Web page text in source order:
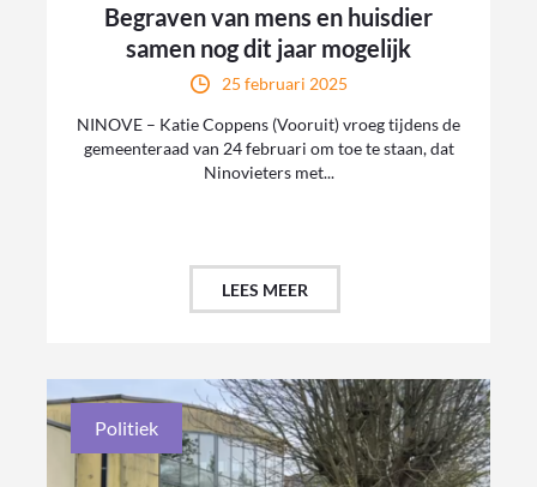
Begraven van mens en huisdier
samen nog dit jaar mogelijk
25 februari 2025
NINOVE – Katie Coppens (Vooruit) vroeg tijdens de
gemeenteraad van 24 februari om toe te staan, dat
Ninovieters met...
LEES MEER
Politiek